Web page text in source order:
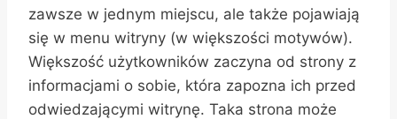
zawsze w jednym miejscu, ale także pojawiają
się w menu witryny (w większości motywów).
Większość użytkowników zaczyna od strony z
informacjami o sobie, która zapozna ich przed
odwiedzającymi witrynę. Taka strona może